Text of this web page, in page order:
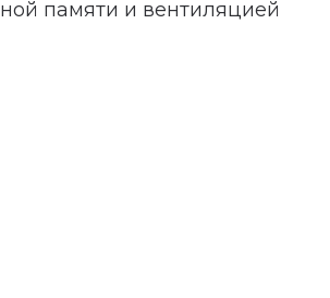
памяти и вентиляцией